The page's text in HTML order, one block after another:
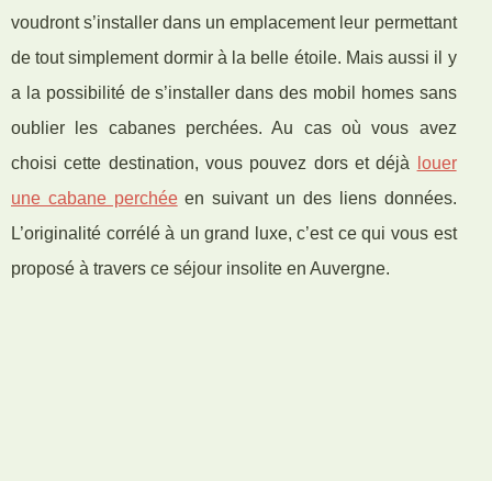
voudront s’installer dans un emplacement leur permettant
de tout simplement dormir à la belle étoile. Mais aussi il y
a la possibilité de s’installer dans des mobil homes sans
oublier les cabanes perchées. Au cas où vous avez
choisi cette destination, vous pouvez dors et déjà
louer
une cabane perchéeen suivant un des liens données.
L’originalité corrélé à un grand luxe, c’est ce qui vous est
proposé à travers ce séjour insolite en Auvergne.